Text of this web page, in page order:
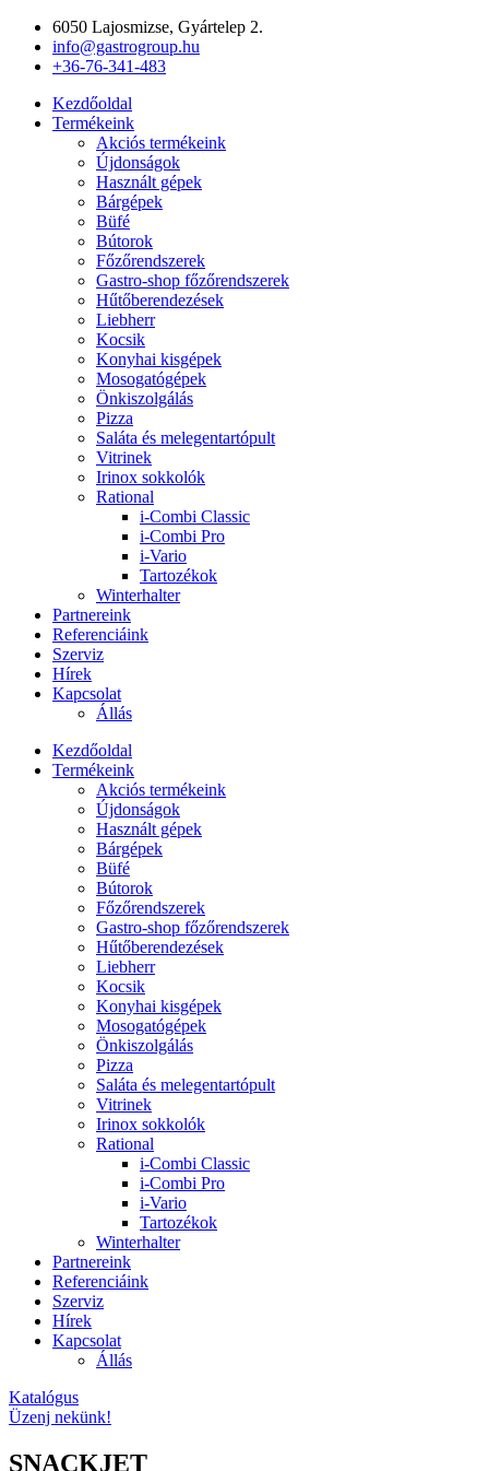
Ugrás
tartalomhoz
6050 Lajosmizse, Gyártelep 2.
info@gastrogroup.hu
+36-76-341-483
Kezdőoldal
Termékeink
Akciós termékeink
Újdonságok
Használt gépek
Bárgépek
Büfé
Bútorok
Főzőrendszerek
Gastro-shop főzőrendszerek
Hűtőberendezések
Liebherr
Kocsik
Konyhai kisgépek
Mosogatógépek
Önkiszolgálás
Pizza
Saláta és melegentartópult
Vitrinek
Irinox sokkolók
Rational
i-Combi Classic
i-Combi Pro
i-Vario
Tartozékok
Winterhalter
Partnereink
Referenciáink
Szerviz
Hírek
Kapcsolat
Állás
Kezdőoldal
Termékeink
Akciós termékeink
Újdonságok
Használt gépek
Bárgépek
Büfé
Bútorok
Főzőrendszerek
Gastro-shop főzőrendszerek
Hűtőberendezések
Liebherr
Kocsik
Konyhai kisgépek
Mosogatógépek
Önkiszolgálás
Pizza
Saláta és melegentartópult
Vitrinek
Irinox sokkolók
Rational
i-Combi Classic
i-Combi Pro
i-Vario
Tartozékok
Winterhalter
Partnereink
Referenciáink
Szerviz
Hírek
Kapcsolat
Állás
Katalógus
Üzenj nekünk!
SNACKJET